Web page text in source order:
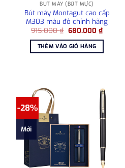
BÚT MÁY (BÚT MỰC)
Bút máy Montagut cao cấp
M303 màu đỏ chính hãng
915.000₫ Giá
là:
915.000 ₫.
680.000 ₫Giá
tại
THÊM VÀO GIỎ HÀNG
-28%
Mới